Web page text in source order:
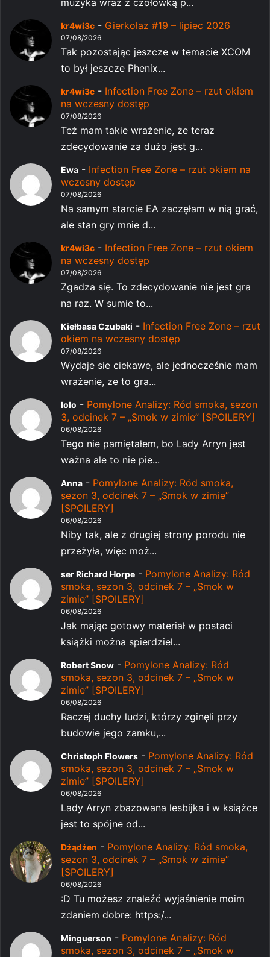
kr4wi3c - Gierkołaz #19 – lipiec 2026
07/08/2026
Tak pozostając jeszcze w temacie XCOM
to był jeszcze Phenix...
kr4wi3c - Infection Free Zone – rzut okiem
na wczesny dostęp
07/08/2026
Też mam takie wrażenie, że teraz
zdecydowanie za dużo jest g...
Ewa - Infection Free Zone – rzut okiem na
wczesny dostęp
07/08/2026
Na samym starcie EA zaczęłam w nią grać,
ale stan gry mnie d...
kr4wi3c - Infection Free Zone – rzut okiem
na wczesny dostęp
07/08/2026
Zgadza się. To zdecydowanie nie jest gra
na raz. W sumie to...
Kiełbasa Czubaki - Infection Free Zone – rzut
okiem na wczesny dostęp
07/08/2026
Wydaje sie ciekawe, ale jednocześnie mam
wrażenie, ze to gra...
lolo - Pomylone Analizy: Ród smoka, sezon
3, odcinek 7 – „Smok w zimie” [SPOILERY]
06/08/2026
Tego nie pamiętałem, bo Lady Arryn jest
ważna ale to nie pie...
Anna - Pomylone Analizy: Ród smoka,
sezon 3, odcinek 7 – „Smok w zimie”
[SPOILERY]
06/08/2026
Niby tak, ale z drugiej strony porodu nie
przeżyła, więc moż...
ser Richard Horpe - Pomylone Analizy: Ród
smoka, sezon 3, odcinek 7 – „Smok w
zimie” [SPOILERY]
06/08/2026
Jak mając gotowy materiał w postaci
książki można spierdziel...
Robert Snow - Pomylone Analizy: Ród
smoka, sezon 3, odcinek 7 – „Smok w
zimie” [SPOILERY]
06/08/2026
Raczej duchy ludzi, którzy zginęli przy
budowie jego zamku,...
Christoph Flowers - Pomylone Analizy: Ród
smoka, sezon 3, odcinek 7 – „Smok w
zimie” [SPOILERY]
06/08/2026
Lady Arryn zbazowana lesbijka i w książce
jest to spójne od...
Dżądżen - Pomylone Analizy: Ród smoka,
sezon 3, odcinek 7 – „Smok w zimie”
[SPOILERY]
06/08/2026
:D Tu możesz znaleźć wyjaśnienie moim
zdaniem dobre: https:/...
Minguerson - Pomylone Analizy: Ród
smoka, sezon 3, odcinek 7 – „Smok w